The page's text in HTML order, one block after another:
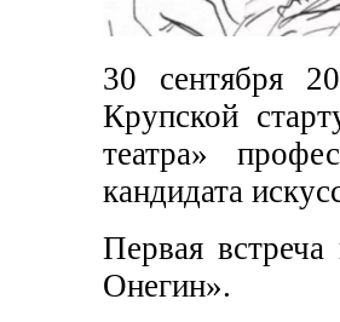
30 сентября
Крупской
театра»
кандидата
Первая
Онегин».